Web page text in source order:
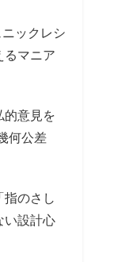
ックレシ
るマニア
意見を
何公差
のさし
設計心